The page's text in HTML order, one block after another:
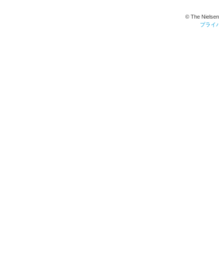
© The
プライ